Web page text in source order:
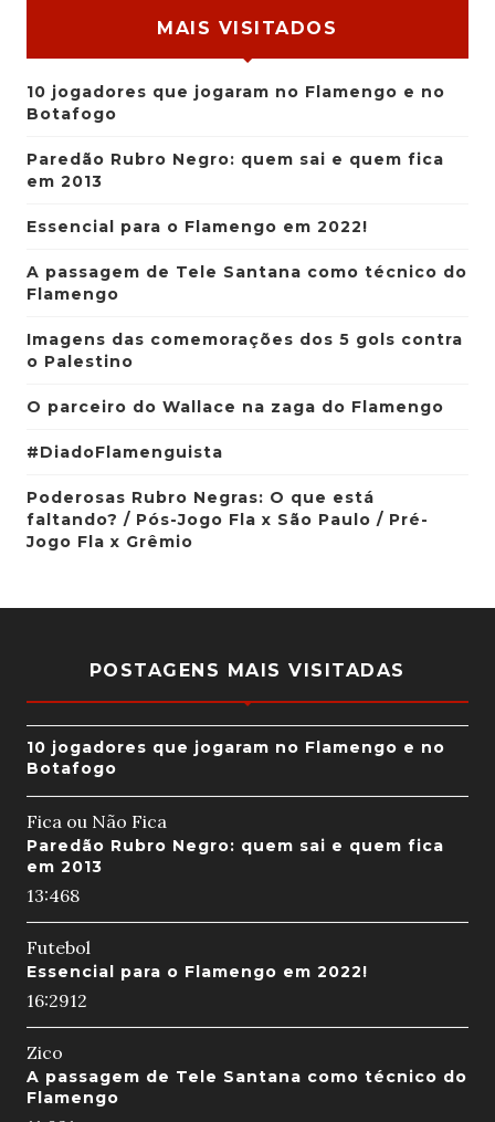
MAIS VISITADOS
10 jogadores que jogaram no Flamengo e no
Botafogo
Paredão Rubro Negro: quem sai e quem fica
em 2013
Essencial para o Flamengo em 2022!
A passagem de Tele Santana como técnico do
Flamengo
Imagens das comemorações dos 5 gols contra
o Palestino
O parceiro do Wallace na zaga do Flamengo
#DiadoFlamenguista
Poderosas Rubro Negras: O que está
faltando? / Pós-Jogo Fla x São Paulo / Pré-
Jogo Fla x Grêmio
POSTAGENS MAIS VISITADAS
10 jogadores que jogaram no Flamengo e no
Botafogo
Fica ou Não Fica
Paredão Rubro Negro: quem sai e quem fica
em 2013
13:468
Futebol
Essencial para o Flamengo em 2022!
16:2912
Zico
A passagem de Tele Santana como técnico do
Flamengo